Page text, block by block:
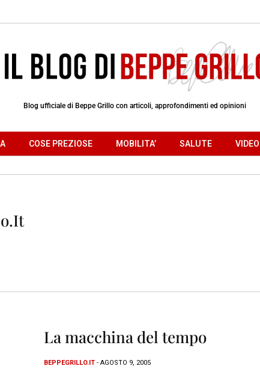
Blog ufficiale di Beppe Grillo con articoli, approfondimenti ed opinioni
COSE PREZIOSE MOBILITA’ SALUTE VIDEO
La macchina del tempo
BEPPEGRILLO.IT- AGOSTO 9, 2005